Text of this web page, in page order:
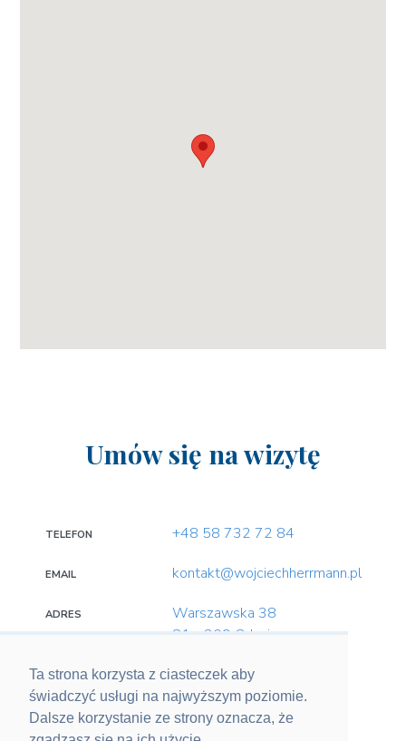
Ta strona korzysta z ciasteczek aby
świadczyć usługi na najwyższym poziomie.
Dalsze korzystanie ze strony oznacza, że
Umów się na wizytę
TELEFON +48 58 732 72 84
EMAIL kontakt@wojciechherrmann.pl
ADRES
Warszawska 38
81 - 309 Gdynia
SOCIAL MEDIA